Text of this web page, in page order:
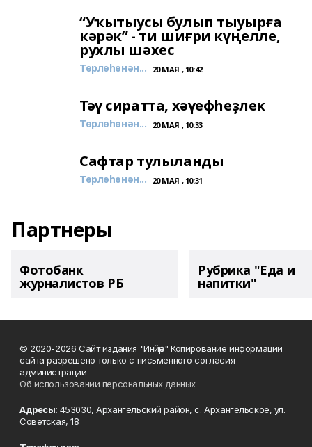
“Уҡытыусы булып тыуырға
кәрәк” - ти шиғри күңелле,
рухлы шәхес
Төрлөһөнән... 20 МАЯ , 10:42
Тәү сиратта, хәүефһеҙлек
Төрлөһөнән... 20 МАЯ , 10:33
Сафтар тулыланды
Төрлөһөнән... 20 МАЯ , 10:31
Партнеры
Фотобанк
журналистов РБ
Рубрика "Еда и
напитки"
© 2020-2026 Сайт издания "Инйәр" Копирование информации
сайта разрешено только с письменного согласия
администрации
Об использовании персональных данных
Адресы: 453030, Архангельский район, с. Архангельское, ул.
Советская, 18